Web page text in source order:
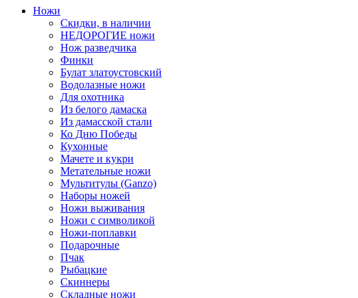
Ножи
Скидки, в наличии
НЕДОРОГИЕ ножи
Нож разведчика
Финки
Булат златоустовский
Водолазные ножи
Для охотника
Из белого дамаска
Из дамасской стали
Ко Дню Победы
Кухонные
Мачете и кукри
Метательные ножи
Мультитулы (Ganzo)
Наборы ножей
Ножи выживания
Ножи с символикой
Ножи-поплавки
Подарочные
Пчак
Рыбацкие
Скиннеры
Складные ножи